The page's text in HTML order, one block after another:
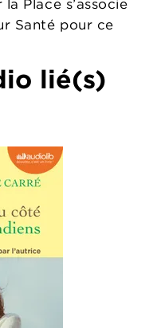
Place s’associe
Santé pour ce
lié(s)